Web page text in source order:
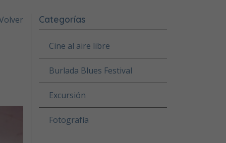
Categorías
Cine al aire libre
Burlada Blues Festival
Excursión
Fotografía